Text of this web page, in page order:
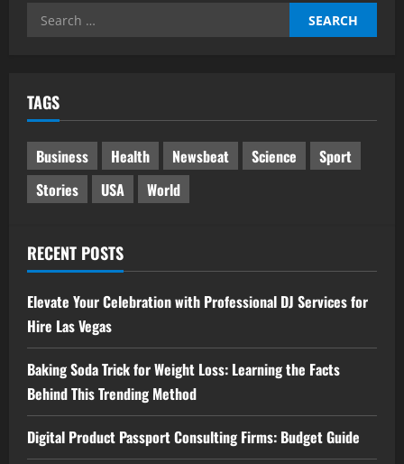
Search
TAGS
Business Health Newsbeat Science
Sport
Stories
USA World
RECENT POSTS
Elevate Your Celebration with Professional DJ Services for
Hire Las Vegas
Baking Soda Trick for Weight Loss: Learning the Facts
Behind This Trending Method
Digital Product Passport Consulting Firms: Budget Guide